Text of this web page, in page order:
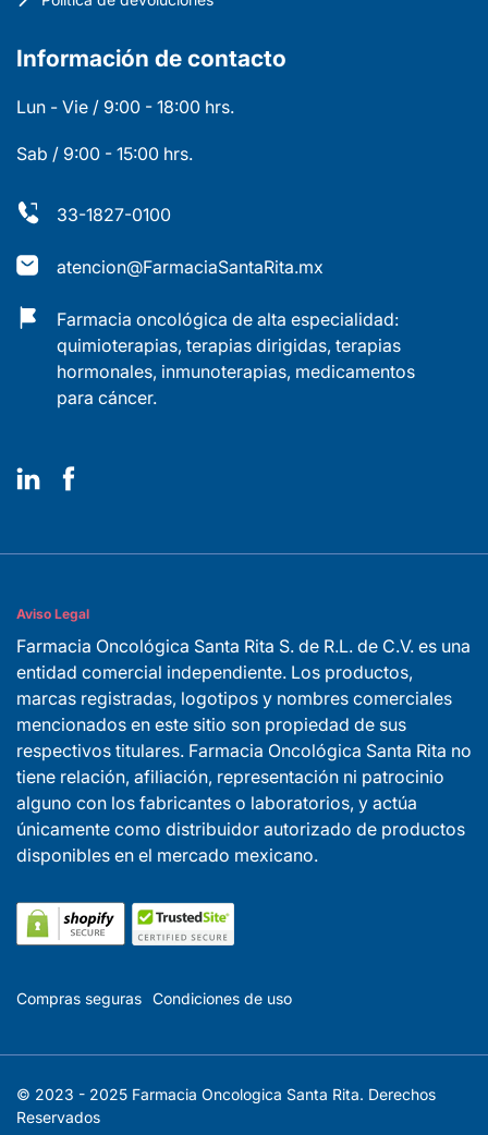
Información de contacto
Lun - Vie / 9:00 - 18:00 hrs.
Sab / 9:00 - 15:00 hrs.
33-1827-0100
atencion@FarmaciaSantaRita.mx
Farmacia oncológica de alta especialidad:
quimioterapias, terapias dirigidas, terapias
hormonales, inmunoterapias, medicamentos
para cáncer.
Aviso Legal
Farmacia Oncológica Santa Rita S. de R.L. de C.V. es una
entidad comercial independiente. Los productos,
marcas registradas, logotipos y nombres comerciales
mencionados en este sitio son propiedad de sus
respectivos titulares. Farmacia Oncológica Santa Rita no
tiene relación, afiliación, representación ni patrocinio
alguno con los fabricantes o laboratorios, y actúa
únicamente como distribuidor autorizado de productos
disponibles en el mercado mexicano.
Compras seguras Condiciones de uso
© 2023 - 2025 Farmacia Oncologica Santa Rita. Derechos
Reservados